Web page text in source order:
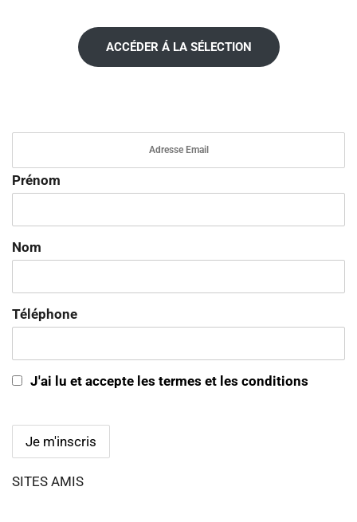
ACCÉDER Á LA SÉLECTION
Prénom
Nom
Téléphone
J'ai lu et accepte les termes et les conditions
SITES AMIS